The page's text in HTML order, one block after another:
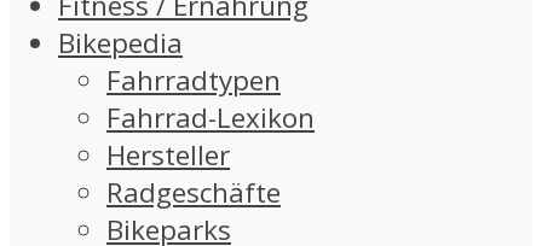
Bikepedia
Fahrradtypen
Fahrrad-Lexikon
Hersteller
Radgeschäfte
Bikeparks